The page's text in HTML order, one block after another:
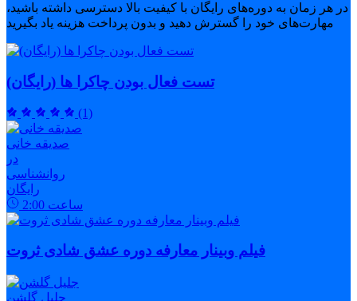
در هر زمان به دوره‌های رایگان با کیفیت بالا دسترسی داشته باشید،
مهارت‌های خود را گسترش دهید و بدون پرداخت هزینه یاد بگیرید
تست فعال بودن چاکرا ها (رایگان)
(1)
صدیقه خانی
در
روانشناسی
رایگان
2:00 ساعت
فیلم وبینار معارفه دوره عشق شادی ثروت
جلیل گلشن